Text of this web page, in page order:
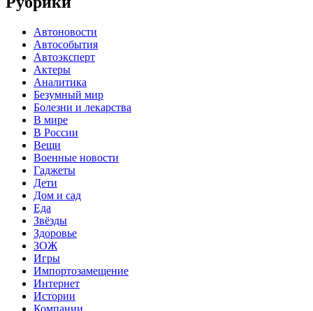
Автоновости
Автособытия
Автоэксперт
Актеры
Аналитика
Безумный мир
Болезни и лекарства
В мире
В России
Вещи
Военные новости
Гаджеты
Дети
Дом и сад
Еда
Звёзды
Здоровье
ЗОЖ
Игры
Импортозамещение
Интернет
Истории
Компании